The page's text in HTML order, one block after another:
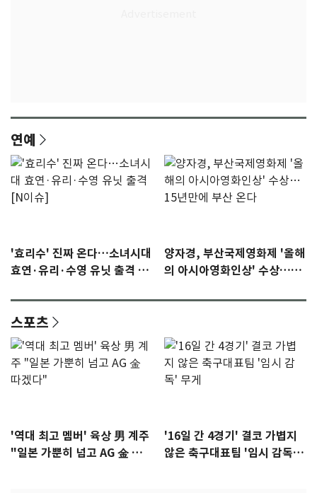
연예
'효리수' 진짜 온다…소녀시대
효연·유리·수영 유닛 출격 [N
양자경, 부산국제영화제 '올해
의 아시아영화인상' 수상…15
스포츠
'역대 최고 멤버' 육상 男 계주
"일본 가뿐히 넘고 AG 金 따겠
'16일 간 4경기' 결코 가볍지
않은 축구대표팀 '임시 감독'